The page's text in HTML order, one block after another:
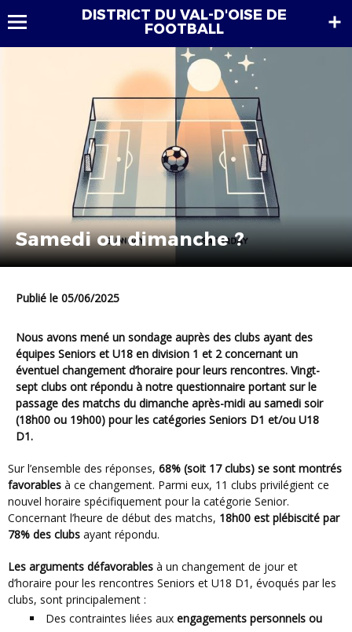
DISTRICT DU VAL-D'OISE DE
FOOTBALL
Samedi ou dimanche ?
Publié le 05/06/2025
Nous avons mené un sondage auprès des clubs ayant des
équipes Seniors et U18 en division 1 et 2 concernant un
éventuel changement d’horaire pour leurs rencontres. Vingt-
sept clubs ont répondu à notre questionnaire portant sur le
passage des matchs du dimanche après-midi au samedi soir
(18h00 ou 19h00) pour les catégories Seniors D1 et/ou U18
D1.
Sur l’ensemble des réponses, 68% (soit 17 clubs) se sont montrés
favorables à ce changement. Parmi eux, 11 clubs privilégient ce
nouvel horaire spécifiquement pour la catégorie Senior.
Concernant l’heure de début des matchs, 18h00 est plébiscité par
78% des clubs ayant répondu.
Les arguments défavorables à un changement de jour et
d’horaire pour les rencontres Seniors et U18 D1, évoqués par les
clubs, sont principalement :
Des contraintes liées aux engagements personnels ou